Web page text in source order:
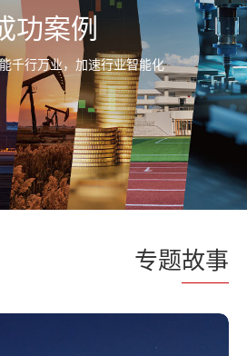
功案例
千行万业，加速行业智能化
专题故事